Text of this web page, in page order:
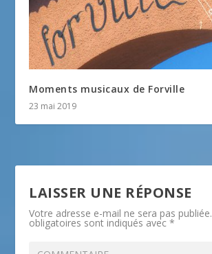
Moments musicaux de Forville
23 mai 2019
LAISSER UNE RÉPONSE
Votre adresse e-mail ne sera pas publiée.
obligatoires sont indiqués avec*